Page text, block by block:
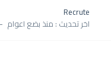
Recrute
اخر تحديث : منذ بضع اعوام